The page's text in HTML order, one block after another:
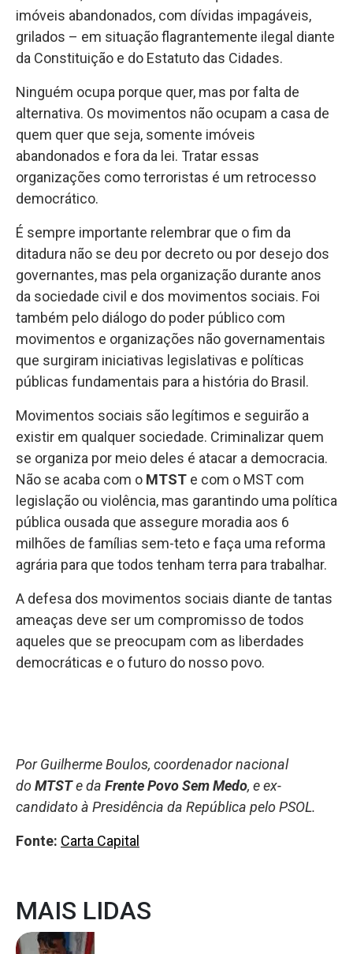
imóveis abandonados, com dívidas impagáveis,
grilados – em situação flagrantemente ilegal diante
da Constituição e do Estatuto das Cidades.
Ninguém ocupa porque quer, mas por falta de
alternativa. Os movimentos não ocupam a casa de
quem quer que seja, somente imóveis
abandonados e fora da lei. Tratar essas
organizações como terroristas é um retrocesso
democrático.
É sempre importante relembrar que o fim da
ditadura não se deu por decreto ou por desejo dos
governantes, mas pela organização durante anos
da sociedade civil e dos movimentos sociais. Foi
também pelo diálogo do poder público com
movimentos e organizações não governamentais
que surgiram iniciativas legislativas e políticas
públicas fundamentais para a história do Brasil.
Movimentos sociais são legítimos e seguirão a
existir em qualquer sociedade. Criminalizar quem
se organiza por meio deles é atacar a democracia.
Não se acaba com o MTST e com o MST com
legislação ou violência, mas garantindo uma política
pública ousada que assegure moradia aos 6
milhões de famílias sem-teto e faça uma reforma
agrária para que todos tenham terra para trabalhar.
A defesa dos movimentos sociais diante de tantas
ameaças deve ser um compromisso de todos
aqueles que se preocupam com as liberdades
democráticas e o futuro do nosso povo.
Por Guilherme Boulos, coordenador nacional
doMTSTe da Frente Povo Sem Medo, e ex-
candidato à Presidência da República pelo PSOL.
Fonte: Carta Capital
MAIS LIDAS